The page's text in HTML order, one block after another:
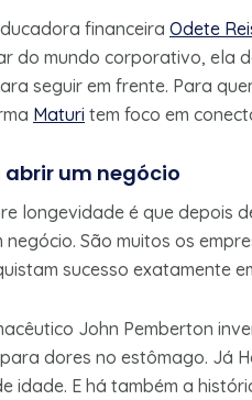
financeira Odete
do mundo corporativo, ela
seguir em frente. Para
Maturi tem foco em
um negócio
longevidade é que depois
São muitos os
sucesso exatamente
John Pemberton
dores no estômago. Já
idade. E há também a